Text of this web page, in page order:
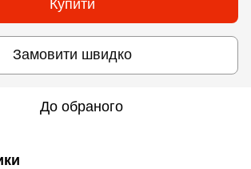
Купити
Замовити швидко
До обраного